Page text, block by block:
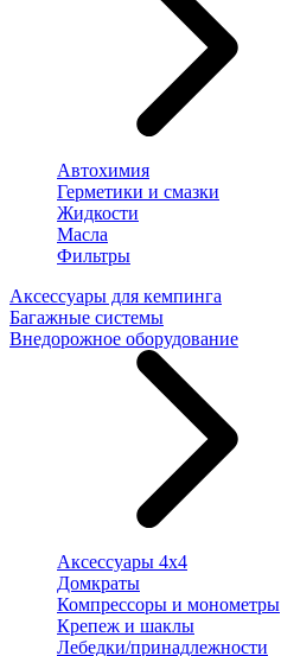
Автохимия
Герметики и смазки
Жидкости
Масла
Фильтры
Аксессуары для кемпинга
Багажные системы
Внедорожное оборудование
Аксессуары 4х4
Домкраты
Компрессоры и монометры
Крепеж и шаклы
Лебедки/принадлежности